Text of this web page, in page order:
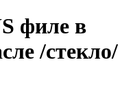
филе в
/стекло/